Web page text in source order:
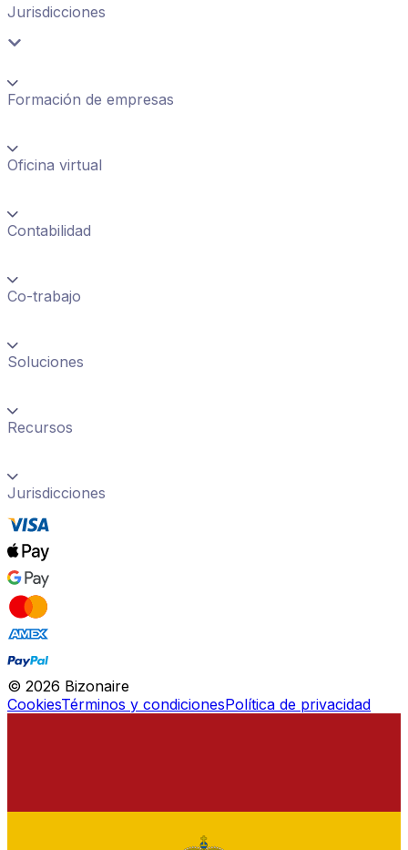
Jurisdicciones
Formación de empresas
Oficina virtual
Contabilidad
Co-trabajo
Soluciones
Recursos
Jurisdicciones
© 2026 Bizonaire
CookiesTérminos y condicionesPolítica de privacidad